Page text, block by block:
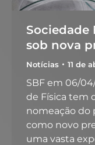
Sociedade
sob nova
Notícias 11 de
SBF em 06/
de Física tem
nomeação do
como novo
uma vasta